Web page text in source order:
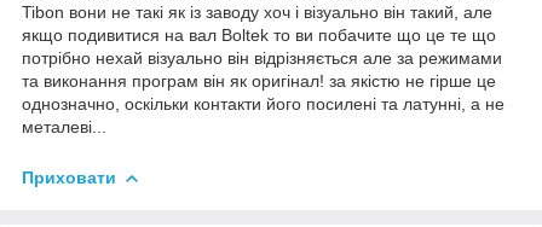
Tibon вони не такі як із заводу хоч і візуально він такий, але
якщо подивитися на вал Boltek то ви побачите що це те що
потрібно нехай візуально він відрізняється але за режимами
та виконання програм він як оригінал! за якістю не гірше це
однозначно, оскільки контакти його посилені та латунні, а не
металеві...
Приховати